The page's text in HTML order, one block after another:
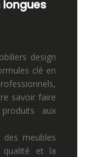
design
clé en
savoir faire
aux
meubles
et la